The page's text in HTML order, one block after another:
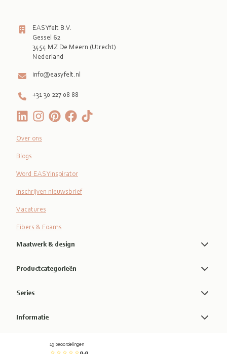
EASYfelt B.V.
Gessel 62
3454 MZ De Meern (Utrecht)
Nederland
info@easyfelt.nl
+31 30 227 08 88
Over ons
Blogs
Word EASYinspirator
Inschrijven nieuwsbrief
Vacatures
Fibers & Foams
Maatwerk & design
Productcategorieën
Series
Informatie
19 beoordelingen
0.0